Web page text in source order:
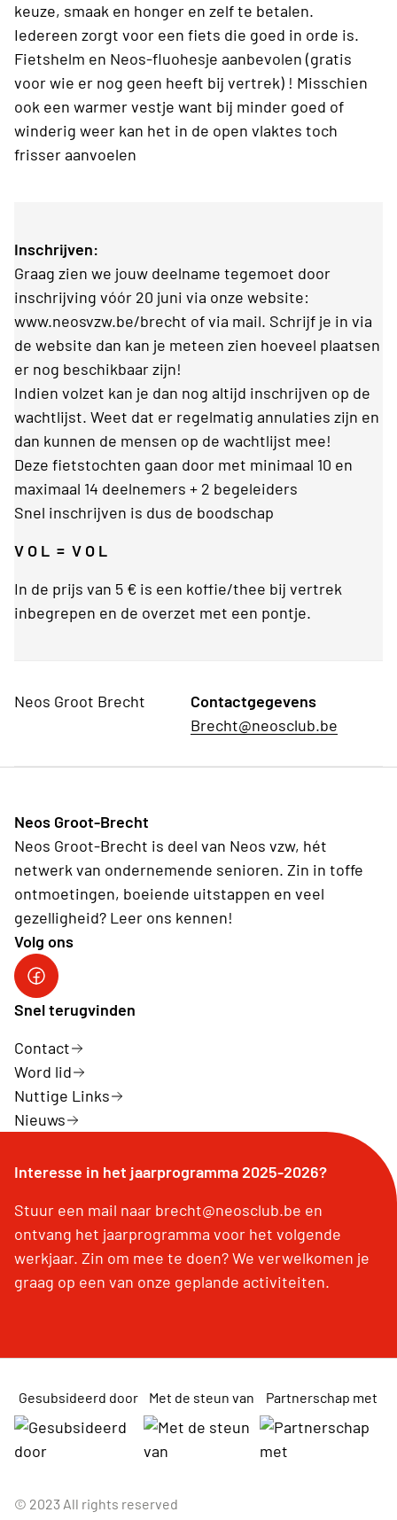
keuze, smaak en honger en zelf te betalen.
Iedereen zorgt voor een fiets die goed in orde is.
Fietshelm en Neos-fluohesje aanbevolen (gratis
voor wie er nog geen heeft bij vertrek) ! Misschien
ook een warmer vestje want bij minder goed of
winderig weer kan het in de open vlaktes toch
frisser aanvoelen
Inschrijven:
Graag zien we jouw deelname tegemoet door
inschrijving vóór 20 juni via onze website:
www.neosvzw.be/brecht of via mail. Schrijf je in via
de website dan kan je meteen zien hoeveel plaatsen
er nog beschikbaar zijn!
Indien volzet kan je dan nog altijd inschrijven op de
wachtlijst. Weet dat er regelmatig annulaties zijn en
dan kunnen de mensen op de wachtlijst mee!
Deze fietstochten gaan door met minimaal 10 en
maximaal 14 deelnemers + 2 begeleiders
Snel inschrijven is dus de boodschap
V O L = V O L
In de prijs van 5 € is een koffie/thee bij vertrek
inbegrepen en de overzet met een pontje.
Neos Groot Brecht
Contactgegevens
Brecht@neosclub.be
Neos Groot-Brecht
Neos Groot-Brecht is deel van Neos vzw, hét
netwerk van ondernemende senioren. Zin in toffe
ontmoetingen, boeiende uitstappen en veel
gezelligheid? Leer ons kennen!
Volg ons
Facebook Neos Groot Brecht
Snel terugvinden
Contact
Word lid
Nuttige Links
Nieuws
Interesse in het jaarprogramma 2025-2026?
Stuur een mail naar brecht@neosclub.be en
ontvang het jaarprogramma voor het volgende
werkjaar. Zin om mee te doen? We verwelkomen je
graag op een van onze geplande activiteiten.
Gesubsideerd door Met de steun van Partnerschap met
© 2023 All rights reserved